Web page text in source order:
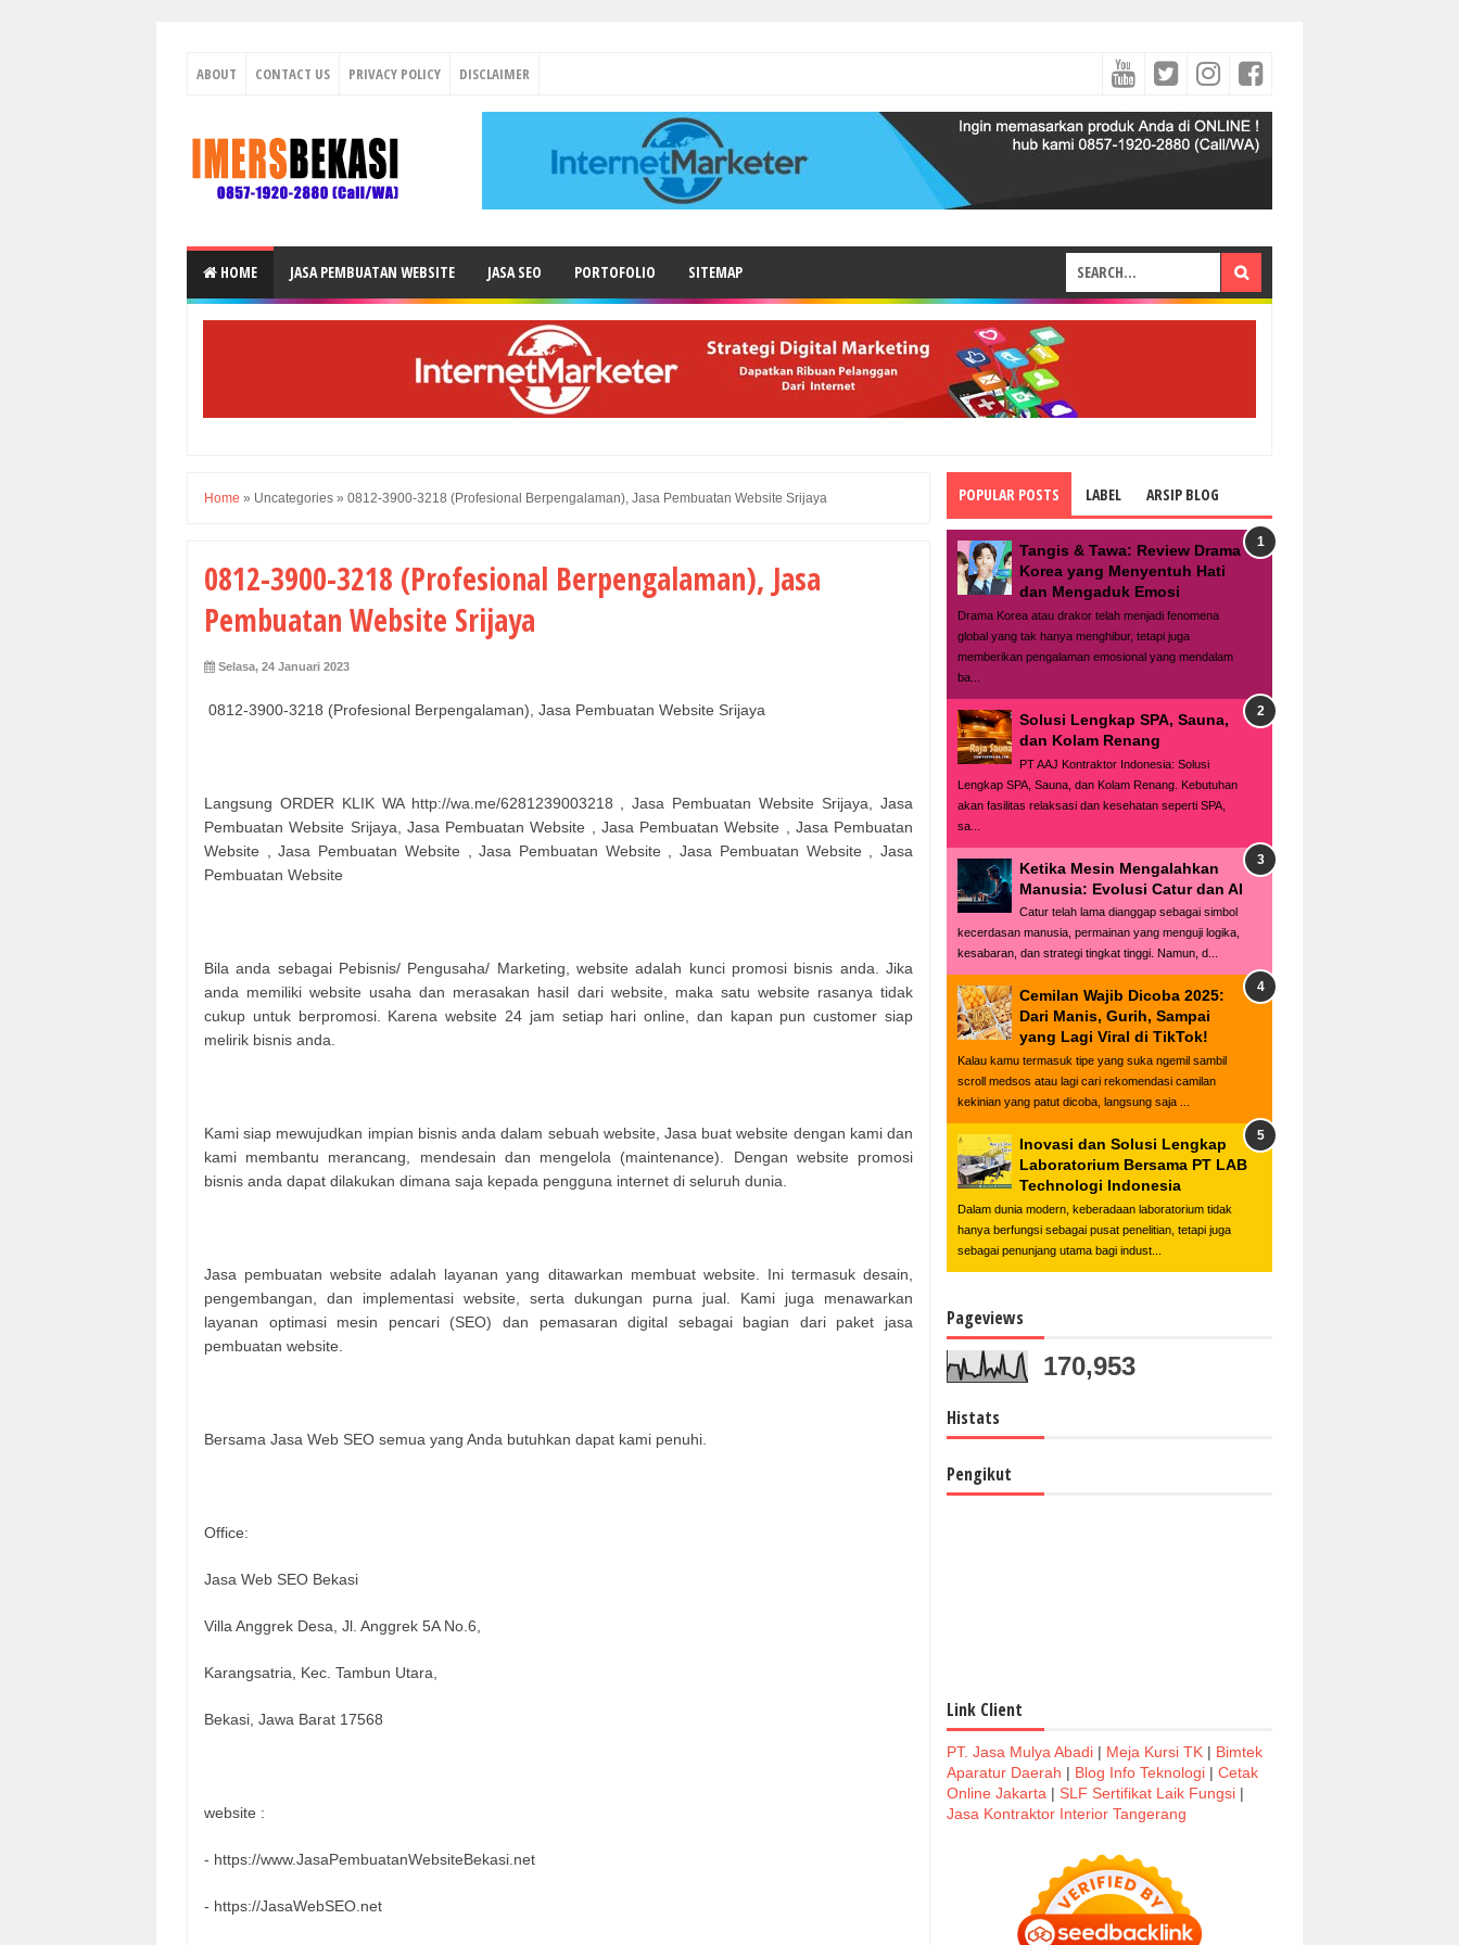
ABOUT CONTACT US PRIVACY POLICY DISCLAIMER
HOME JASA PEMBUATAN WEBSITE JASA SEO PORTOFOLIO SITEMAP
Home » Uncategories » 0812-3900-3218 (Profesional Berpengalaman), Jasa Pembuatan Website Srijaya
0812-3900-3218 (Profesional Berpengalaman), Jasa
Pembuatan Website Srijaya
Selasa, 24 Januari 2023
0812-3900-3218 (Profesional Berpengalaman), Jasa Pembuatan Website Srijaya
Langsung ORDER KLIK WA http://wa.me/6281239003218 , Jasa Pembuatan Website Srijaya, Jasa
Pembuatan Website Srijaya, Jasa Pembuatan Website , Jasa Pembuatan Website , Jasa Pembuatan
Website , Jasa Pembuatan Website , Jasa Pembuatan Website , Jasa Pembuatan Website , Jasa
Pembuatan Website
Bila anda sebagai Pebisnis/ Pengusaha/ Marketing, website adalah kunci promosi bisnis anda. Jika
anda memiliki website usaha dan merasakan hasil dari website, maka satu website rasanya tidak
cukup untuk berpromosi. Karena website 24 jam setiap hari online, dan kapan pun customer siap
melirik bisnis anda.
Kami siap mewujudkan impian bisnis anda dalam sebuah website, Jasa buat website dengan kami dan
kami membantu merancang, mendesain dan mengelola (maintenance). Dengan website promosi
bisnis anda dapat dilakukan dimana saja kepada pengguna internet di seluruh dunia.
Jasa pembuatan website adalah layanan yang ditawarkan membuat website. Ini termasuk desain,
pengembangan, dan implementasi website, serta dukungan purna jual. Kami juga menawarkan
layanan optimasi mesin pencari (SEO) dan pemasaran digital sebagai bagian dari paket jasa
pembuatan website.
Bersama Jasa Web SEO semua yang Anda butuhkan dapat kami penuhi.
Office:
Jasa Web SEO Bekasi
Villa Anggrek Desa, Jl. Anggrek 5A No.6,
Karangsatria, Kec. Tambun Utara,
Bekasi, Jawa Barat 17568
website :
- https://www.JasaPembuatanWebsiteBekasi.net
- https://JasaWebSEO.net
POPULAR POSTS LABEL ARSIP BLOG
Tangis & Tawa: Review Drama
Korea yang Menyentuh Hati
dan Mengaduk Emosi
Drama Korea atau drakor telah menjadi fenomena
global yang tak hanya menghibur, tetapi juga
memberikan pengalaman emosional yang mendalam
ba...
Solusi Lengkap SPA, Sauna,
dan Kolam Renang
PT AAJ Kontraktor Indonesia: Solusi
Lengkap SPA, Sauna, dan Kolam Renang. Kebutuhan
akan fasilitas relaksasi dan kesehatan seperti SPA,
sa...
Ketika Mesin Mengalahkan
Manusia: Evolusi Catur dan AI
Catur telah lama dianggap sebagai simbol
kecerdasan manusia, permainan yang menguji logika,
kesabaran, dan strategi tingkat tinggi. Namun, d...
Cemilan Wajib Dicoba 2025:
Dari Manis, Gurih, Sampai
yang Lagi Viral di TikTok!
Kalau kamu termasuk tipe yang suka ngemil sambil
scroll medsos atau lagi cari rekomendasi camilan
kekinian yang patut dicoba, langsung saja ...
Inovasi dan Solusi Lengkap
Laboratorium Bersama PT LAB
Technologi Indonesia
Dalam dunia modern, keberadaan laboratorium tidak
hanya berfungsi sebagai pusat penelitian, tetapi juga
sebagai penunjang utama bagi indust...
Pageviews
170,953
Histats
Pengikut
Link Client
PT. Jasa Mulya Abadi | Meja Kursi TK | Bimtek
Aparatur Daerah | Blog Info Teknologi | Cetak
Online Jakarta | SLF Sertifikat Laik Fungsi |
Jasa Kontraktor Interior Tangerang